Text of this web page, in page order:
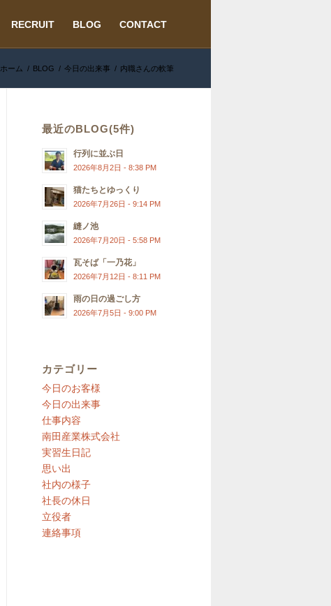
RECRUIT BLOG CONTACT
ホーム / BLOG / 今日の出来事 / 内職さんの軟筆
最近のBLOG(5件)
行列に並ぶ日
2026年8月2日 - 8:38 PM
猫たちとゆっくり
2026年7月26日 - 9:14 PM
縫ノ池
2026年7月20日 - 5:58 PM
瓦そば「一乃花」
2026年7月12日 - 8:11 PM
雨の日の過ごし方
2026年7月5日 - 9:00 PM
カテゴリー
今日のお客様
今日の出来事
仕事内容
南田産業株式会社
実習生日記
思い出
社内の様子
社長の休日
立役者
連絡事項